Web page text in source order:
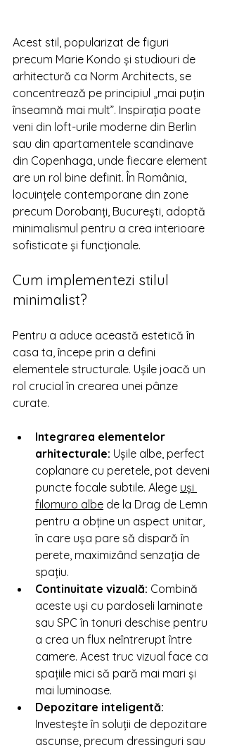
Acest stil, popularizat de figuri
precum Marie Kondo și studiouri de
arhitectură ca Norm Architects, se
concentrează pe principiul „mai puțin
înseamnă mai mult”. Inspirația poate
veni din loft-urile moderne din Berlin
sau din apartamentele scandinave
din Copenhaga, unde fiecare element
are un rol bine definit. În România,
locuințele contemporane din zone
precum Dorobanți, București, adoptă
minimalismul pentru a crea interioare
sofisticate și funcționale.
Cum implementezi stilul
minimalist?
Pentru a aduce această estetică în
casa ta, începe prin a defini
elementele structurale. Ușile joacă un
rol crucial în crearea unei pânze
curate.
Integrarea elementelor
arhitecturale: Ușile albe, perfect
coplanare cu peretele, pot deveni
puncte focale subtile. Alege uși
filomuro albe de la Drag de Lemn
pentru a obține un aspect unitar,
în care ușa pare să dispară în
perete, maximizând senzația de
spațiu.
Continuitate vizuală: Combină
aceste uși cu pardoseli laminate
sau SPC în tonuri deschise pentru
a crea un flux neîntrerupt între
camere. Acest truc vizual face ca
spațiile mici să pară mai mari și
mai luminoase.
Depozitare inteligentă:
Investește în soluții de depozitare
ascunse, precum dressinguri sau